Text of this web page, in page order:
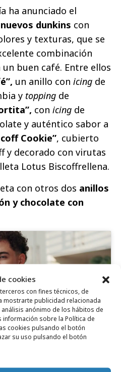
cookies
con fines técnicos, de
mostrarte publicidad relacionada
anónimo de los hábitos de
información sobre la Política de
cookies pulsando el botón
su uso pulsando el botón
ha anunciado el
dunkins con
y texturas, que se
combinación
buen café. Entre ellos
un anillo con icing de
y topping de
con icing de
y auténtico sabor a
Cookie”, cubierto
y decorado con virutas
Lotus Biscoffrellena.
con otros dos anillos
y chocolate con
cookies de marketing
contenido